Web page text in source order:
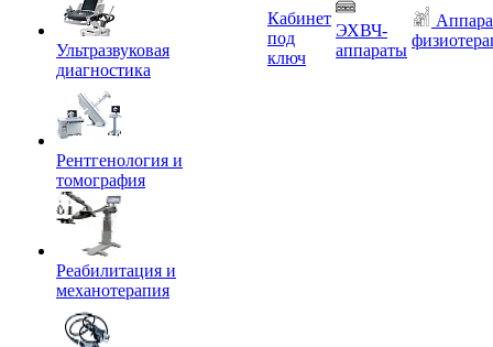
Ультразвуковая
диагностика
Рентгенология и
томография
Реабилитация и
механотерапия
Кабинет
под
ключ
ЭХВЧ-
аппараты